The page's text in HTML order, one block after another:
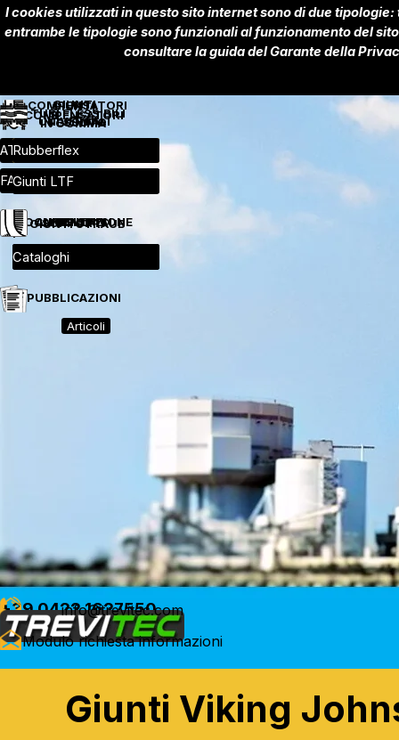
I cookies utilizzati in questo sito internet sono di due
entrambe le tipologie sono funzionali al funzionamento del
consultare la guida del Garante della
Vai ai contenuti
GIUNTI
UNIVERSALI
COMPENSATORI
TESSUTO
GIUNTI
IN GOMMA
TUBI FLESSIBILI
COMPENSATORI
METALLICI
Salta menù
Metallici
▼
Hydraoil
Salta menù
ATL - ATR
▼
FAN
Salta menù
Metallici
▼
Gomma
Salta menù
Rubberflex ▼
Salta menù
Universali ▼
Giunti LTF
RULLI
ANTISISMICI
DOCUMENTAZIONE
SUPPORTI
GIUNTI STRAUB
STRAUB Metal-Grip
Supporti elastici
Rulli
Antisismici
Cataloghi
PUBBLICAZIONI
Articoli
+39 0422 1627550
info@trevitec.com
Modulo richiesta informazioni
Giunti Viking